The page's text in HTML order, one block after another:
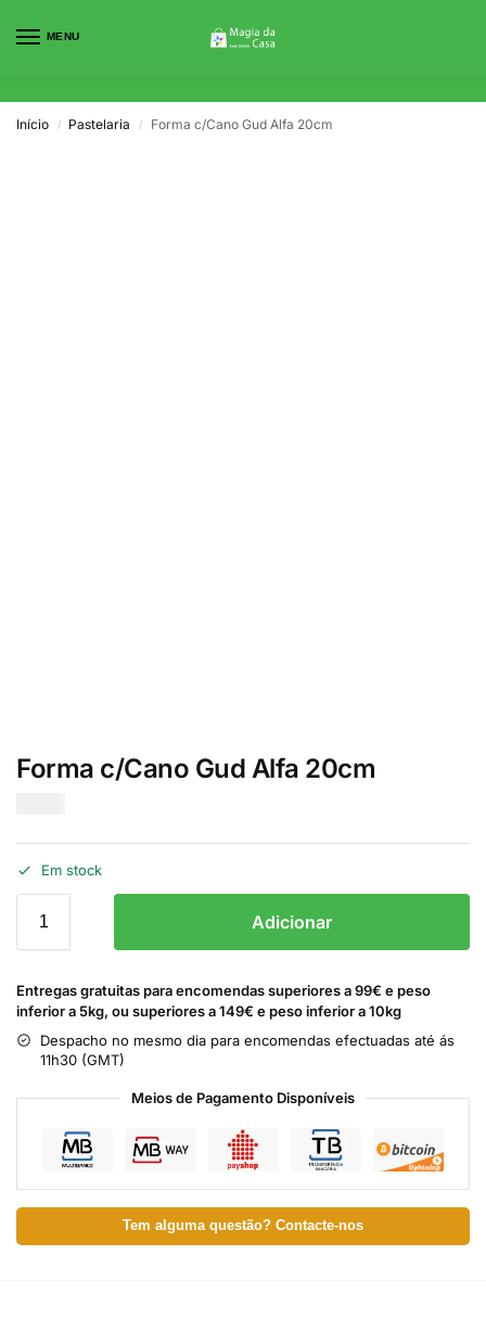
MENU
Início / Pastelaria / Forma c/Cano Gud Alfa 20cm
Forma c/Cano Gud Alfa 20cm
Em stock
Adicionar
Entregas gratuitas para encomendas superiores a 99€ e peso
inferior a 5kg, ou superiores a 149€ e peso inferior a 10kg
Despacho no mesmo dia para encomendas efectuadas até ás
11h30 (GMT)
Meios de Pagamento Disponíveis
Tem alguma questão? Contacte-nos